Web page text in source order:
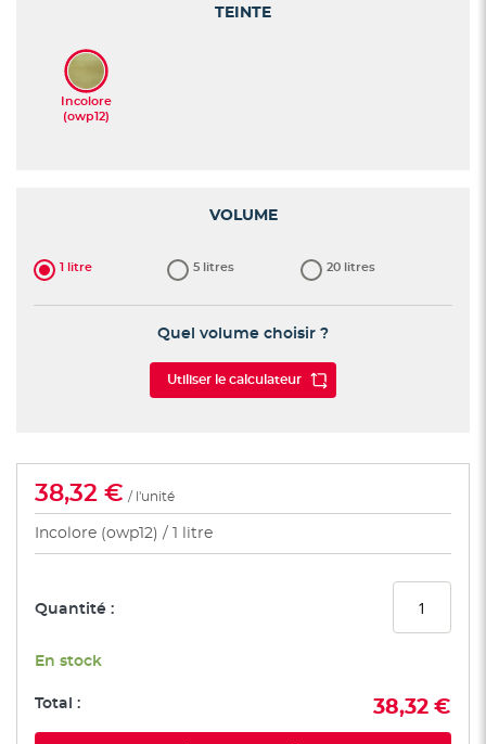
images
TEINTE
VOLUME
1 litre 5 litres 20 litres
Quel volume choisir ?
Utiliser le calculateur
38,32 € / l'unité
Incolore (owp12) 1 litre
Quantité :
En stock
Total : 38,32 €